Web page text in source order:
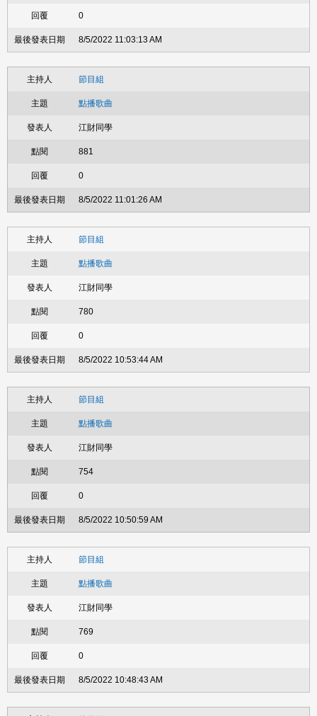
0
8/5/2022 11:03:13 AM
節目組
點播歌曲
江財同學
881
0
8/5/2022 11:01:26 AM
節目組
點播歌曲
江財同學
780
0
8/5/2022 10:53:44 AM
節目組
點播歌曲
江財同學
754
0
8/5/2022 10:50:59 AM
節目組
點播歌曲
江財同學
769
0
8/5/2022 10:48:43 AM